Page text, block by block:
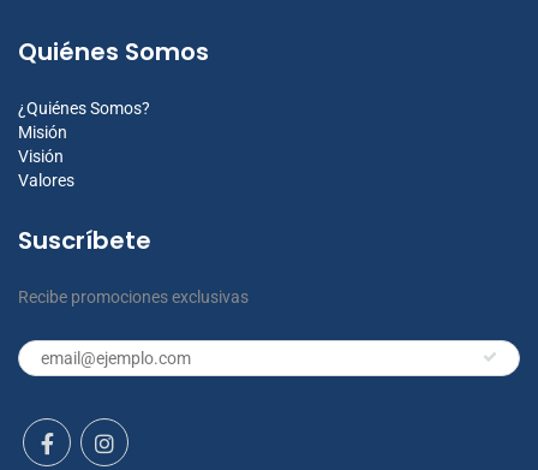
Quiénes Somos
¿Quiénes Somos?
Misión
Visión
Valores
Suscríbete
Recibe promociones exclusivas